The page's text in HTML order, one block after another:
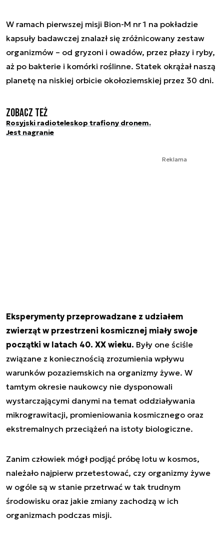
W ramach pierwszej misji Bion-M nr 1 na pokładzie
kapsuły badawczej znalazł się zróżnicowany zestaw
organizmów – od gryzoni i owadów, przez płazy i ryby,
aż po bakterie i komórki roślinne. Statek okrążał naszą
planetę na niskiej orbicie okołoziemskiej przez 30 dni.
Zobacz też
Rosyjski radioteleskop trafiony dronem.
Jest nagranie
Reklama
Eksperymenty przeprowadzane z udziałem
zwierząt w przestrzeni kosmicznej miały swoje
początki w latach 40. XX wieku. Były one ściśle
związane z koniecznością zrozumienia wpływu
warunków pozaziemskich na organizmy żywe. W
tamtym okresie naukowcy nie dysponowali
wystarczającymi danymi na temat oddziaływania
mikrograwitacji, promieniowania kosmicznego oraz
ekstremalnych przeciążeń na istoty biologiczne.
Zanim człowiek mógł podjąć próbę lotu w kosmos,
należało najpierw przetestować, czy organizmy żywe
w ogóle są w stanie przetrwać w tak trudnym
środowisku oraz jakie zmiany zachodzą w ich
organizmach podczas misji.